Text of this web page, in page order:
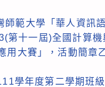
師範大學「華人資訊
第十一屆)全國計算機
用大賽」，活動簡章
學年度第二學期班